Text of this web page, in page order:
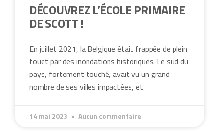
DÉCOUVREZ L’ÉCOLE PRIMAIRE
DE SCOTT !
En juillet 2021, la Belgique était frappée de plein
fouet par des inondations historiques. Le sud du
pays, fortement touché, avait vu un grand
nombre de ses villes impactées, et
14 mai 2023 Aucun commentaire